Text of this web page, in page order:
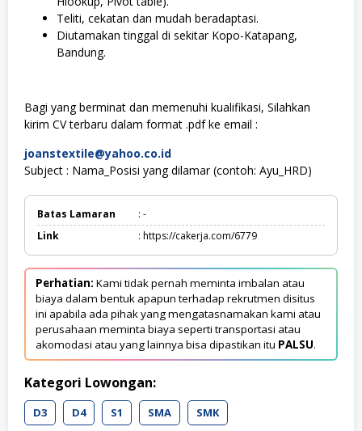
Teliti, cekatan dan mudah beradaptasi.
Diutamakan tinggal di sekitar Kopo-Katapang,
Bandung.
Bagi yang berminat dan memenuhi kualifikasi, Silahkan
kirim CV terbaru dalam format .pdf ke email :
joanstextile@yahoo.co.id
Subject : Nama_Posisi yang dilamar (contoh: Ayu_HRD)
Batas Lamaran
: -
Link
: https://cakerja.com/6779
Perhatian: Kami tidak pernah meminta imbalan atau
biaya dalam bentuk apapun terhadap rekrutmen disitus
ini apabila ada pihak yang mengatasnamakan kami atau
perusahaan meminta biaya seperti transportasi atau
akomodasi atau yang lainnya bisa dipastikan itu PALSU.
Kategori Lowongan:
D3 D4 S1 SMA SMK